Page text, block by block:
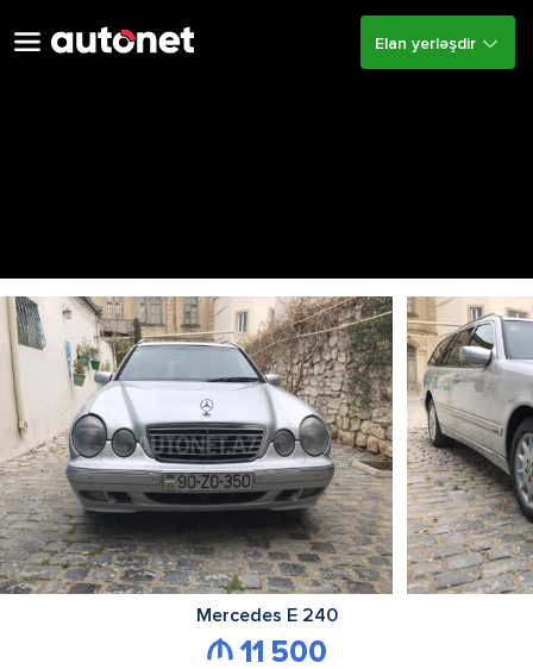
Elan yerləşdir
Mercedes E 240
11 500